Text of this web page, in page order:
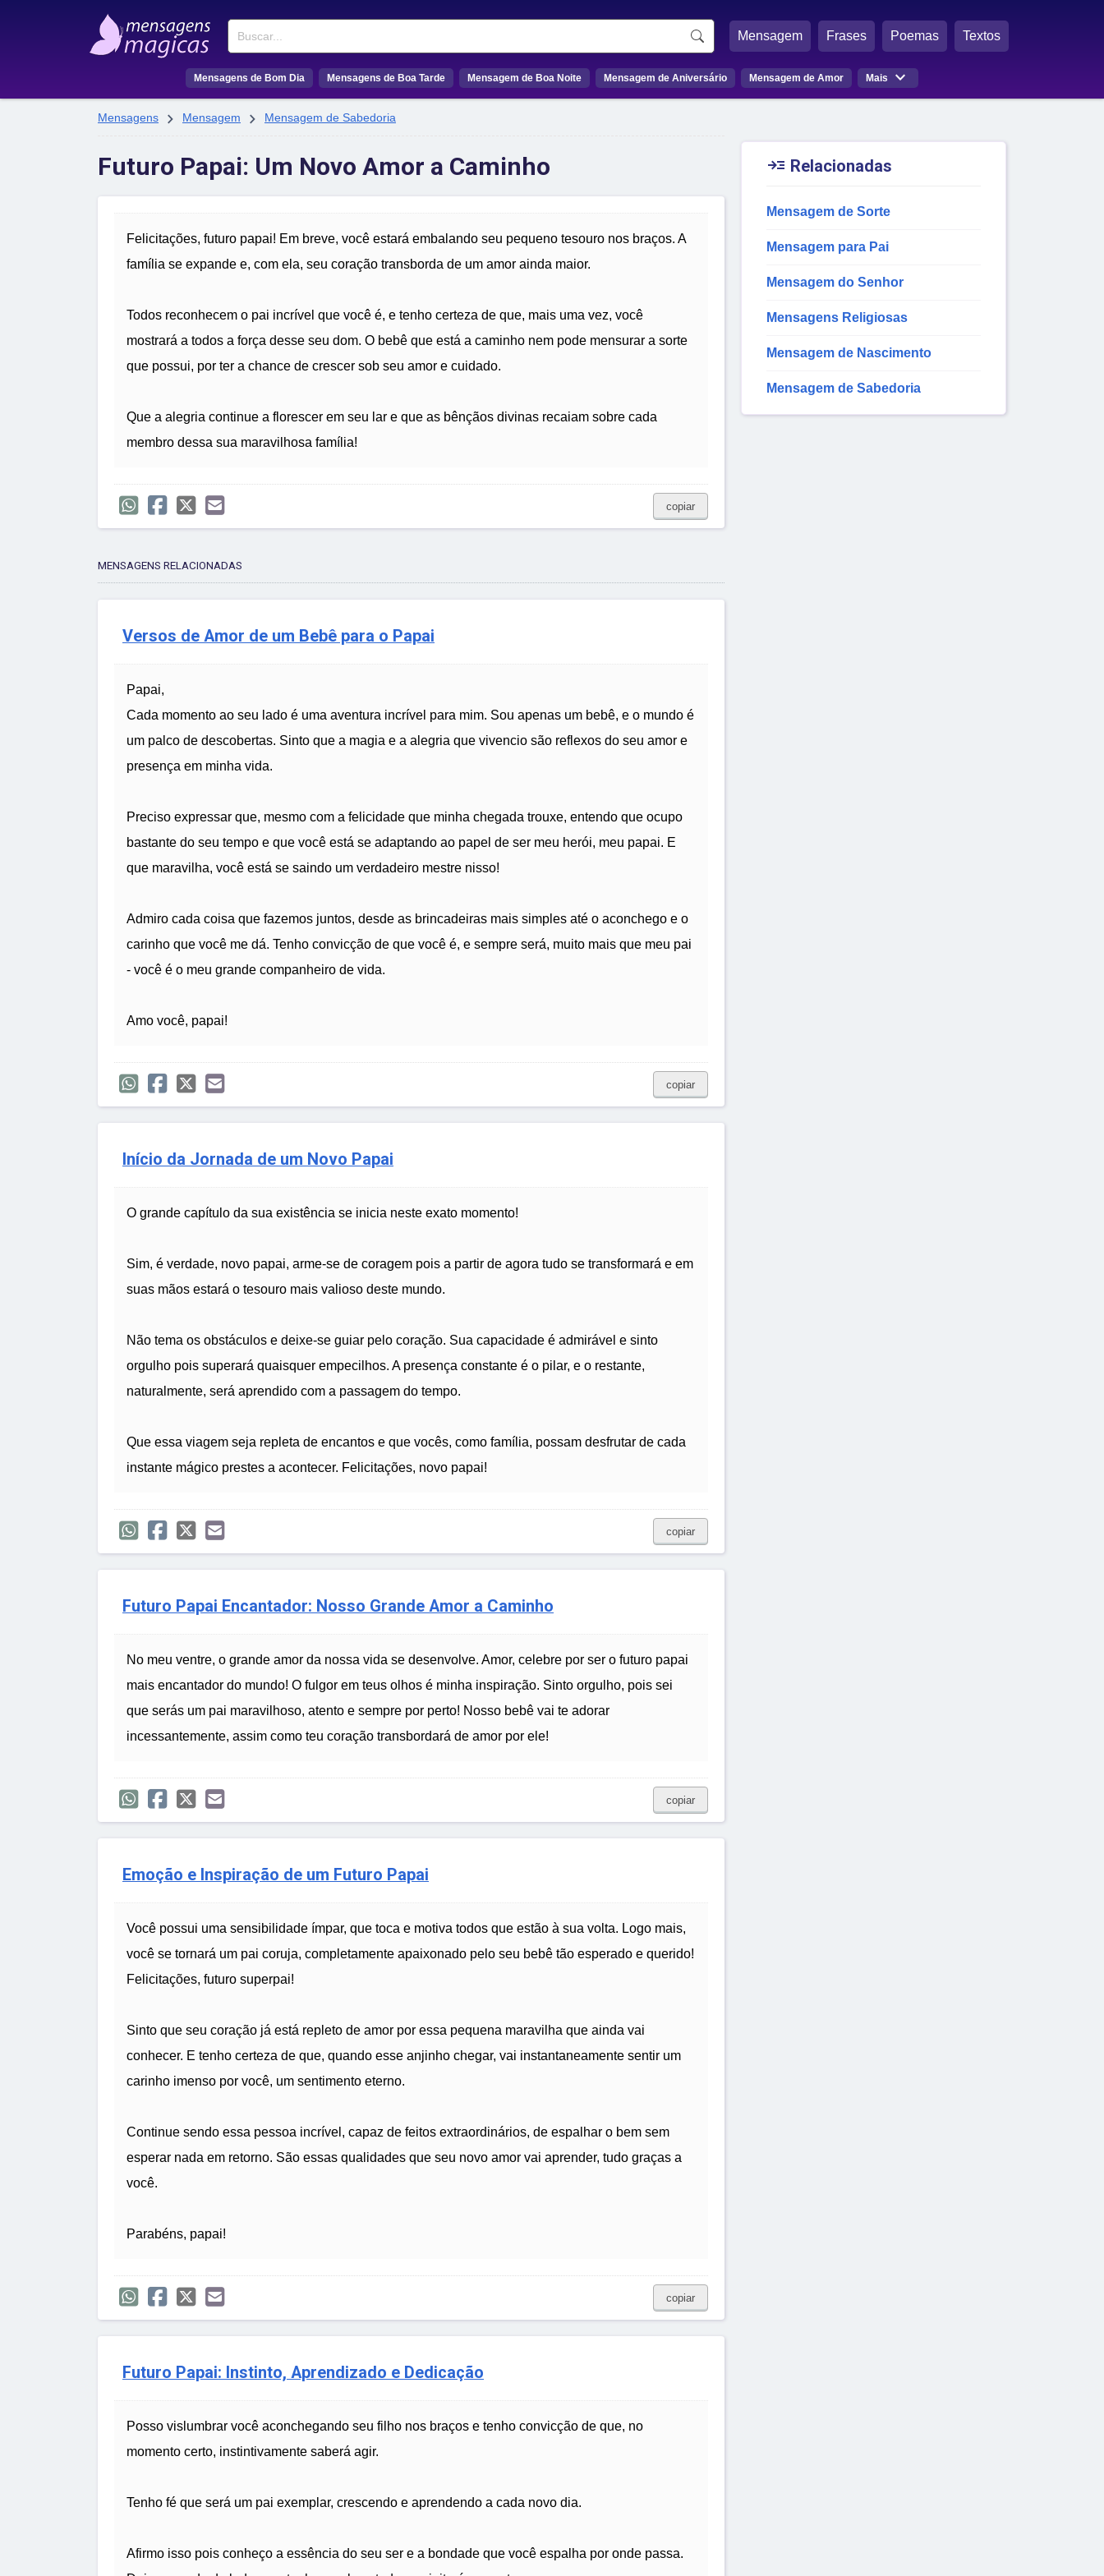
Buscar Mensagem Frases Poemas Textos
Mensagens de Bom Dia Mensagens de Boa Tarde Mensagem de Boa Noite Mensagem de Aniversário Mensagem de Amor Mais 
Mensagens  Mensagem  Mensagem de Sabedoria
Futuro Papai: Um Novo Amor a Caminho
Felicitações, futuro papai! Em breve, você estará embalando seu pequeno tesouro nos braços. A
família se expande e, com ela, seu coração transborda de um amor ainda maior.
Todos reconhecem o pai incrível que você é, e tenho certeza de que, mais uma vez, você
mostrará a todos a força desse seu dom. O bebê que está a caminho nem pode mensurar a sorte
que possui, por ter a chance de crescer sob seu amor e cuidado.
Que a alegria continue a florescer em seu lar e que as bênçãos divinas recaiam sobre cada
membro dessa sua maravilhosa família!
copiar
MENSAGENS RELACIONADAS
Versos de Amor de um Bebê para o Papai
Papai,
Cada momento ao seu lado é uma aventura incrível para mim. Sou apenas um bebê, e o mundo é
um palco de descobertas. Sinto que a magia e a alegria que vivencio são reflexos do seu amor e
presença em minha vida.
Preciso expressar que, mesmo com a felicidade que minha chegada trouxe, entendo que ocupo
bastante do seu tempo e que você está se adaptando ao papel de ser meu herói, meu papai. E
que maravilha, você está se saindo um verdadeiro mestre nisso!
Admiro cada coisa que fazemos juntos, desde as brincadeiras mais simples até o aconchego e o
carinho que você me dá. Tenho convicção de que você é, e sempre será, muito mais que meu pai
- você é o meu grande companheiro de vida.
Amo você, papai!
copiar
Início da Jornada de um Novo Papai
O grande capítulo da sua existência se inicia neste exato momento!
Sim, é verdade, novo papai, arme-se de coragem pois a partir de agora tudo se transformará e em
suas mãos estará o tesouro mais valioso deste mundo.
Não tema os obstáculos e deixe-se guiar pelo coração. Sua capacidade é admirável e sinto
orgulho pois superará quaisquer empecilhos. A presença constante é o pilar, e o restante,
naturalmente, será aprendido com a passagem do tempo.
Que essa viagem seja repleta de encantos e que vocês, como família, possam desfrutar de cada
instante mágico prestes a acontecer. Felicitações, novo papai!
copiar
Futuro Papai Encantador: Nosso Grande Amor a Caminho
No meu ventre, o grande amor da nossa vida se desenvolve. Amor, celebre por ser o futuro papai
mais encantador do mundo! O fulgor em teus olhos é minha inspiração. Sinto orgulho, pois sei
que serás um pai maravilhoso, atento e sempre por perto! Nosso bebê vai te adorar
incessantemente, assim como teu coração transbordará de amor por ele!
copiar
Emoção e Inspiração de um Futuro Papai
Você possui uma sensibilidade ímpar, que toca e motiva todos que estão à sua volta. Logo mais,
você se tornará um pai coruja, completamente apaixonado pelo seu bebê tão esperado e querido!
Felicitações, futuro superpai!
Sinto que seu coração já está repleto de amor por essa pequena maravilha que ainda vai
conhecer. E tenho certeza de que, quando esse anjinho chegar, vai instantaneamente sentir um
carinho imenso por você, um sentimento eterno.
Continue sendo essa pessoa incrível, capaz de feitos extraordinários, de espalhar o bem sem
esperar nada em retorno. São essas qualidades que seu novo amor vai aprender, tudo graças a
você.
Parabéns, papai!
copiar
Futuro Papai: Instinto, Aprendizado e Dedicação
Posso vislumbrar você aconchegando seu filho nos braços e tenho convicção de que, no
momento certo, instintivamente saberá agir.
Tenho fé que será um pai exemplar, crescendo e aprendendo a cada novo dia.
Afirmo isso pois conheço a essência do seu ser e a bondade que você espalha por onde passa.
 Relacionadas
Mensagem de Sorte
Mensagem para Pai
Mensagem do Senhor
Mensagens Religiosas
Mensagem de Nascimento
Mensagem de Sabedoria